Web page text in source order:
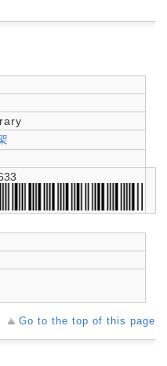
Go to the top of this page